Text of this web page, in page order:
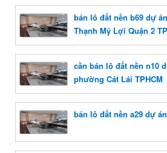
bán lô đất nền b69 dự
Thạnh Mỹ Lợi Quận 2
cần bán lô đất nền n10
phường Cát Lái TPHCM
bán lô đất nền a29 dự